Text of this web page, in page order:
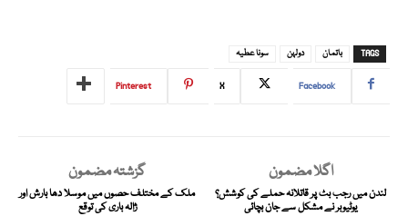
TAGS باتمان دولہن سونا عطیہ
Facebook
X
Pinterest
گزشتہ مضمون
ملک کے مختلف حصوں میں موسلا دھا بارش اور
ژالہ باری کی توقع
اگلا مضمون
لندن میں رجب بٹ پر قاتلانہ حملے کی کوشش؟
یوٹیوبر نے مشکل سے جان بچائی